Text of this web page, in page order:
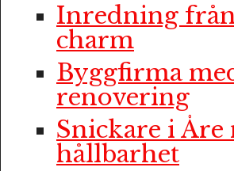
Inredning
charm
Byggfirma
renovering
Snickare i
hållbarhet